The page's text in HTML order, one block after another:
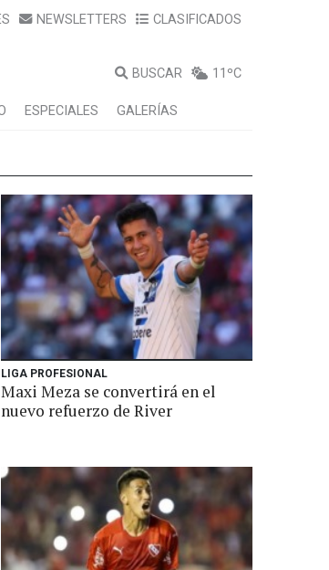
NEWSLETTERS CLASIFICADOS
BUSCAR 11ºC
ESPECIALES GALERÍAS
LIGA PROFESIONAL
Maxi Meza se convertirá en el
nuevo refuerzo de River